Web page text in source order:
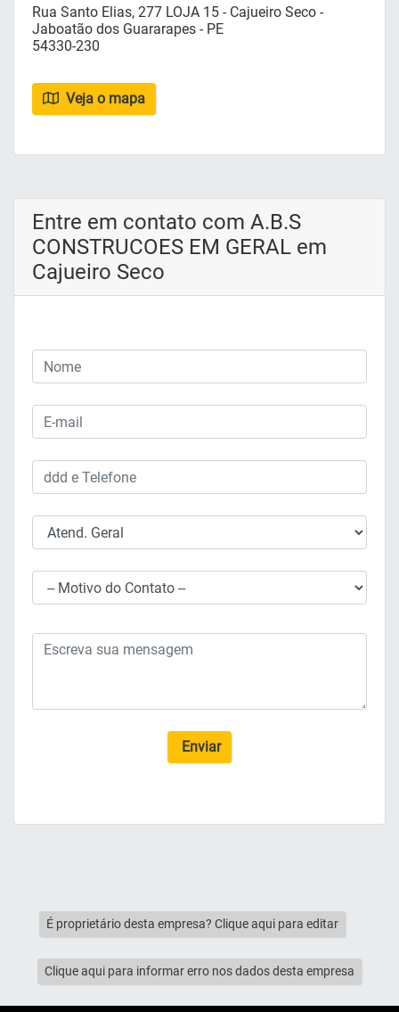
Rua Santo Elias, 277 LOJA 15 - Cajueiro Seco -
Jaboatão dos Guararapes - PE
54330-230
Veja o mapa
Entre em contato com A.B.S
CONSTRUCOES EM GERAL em
Cajueiro Seco
Enviar
É proprietário desta empresa? Clique aqui para editar
Clique aqui para informar erro nos dados desta empresa